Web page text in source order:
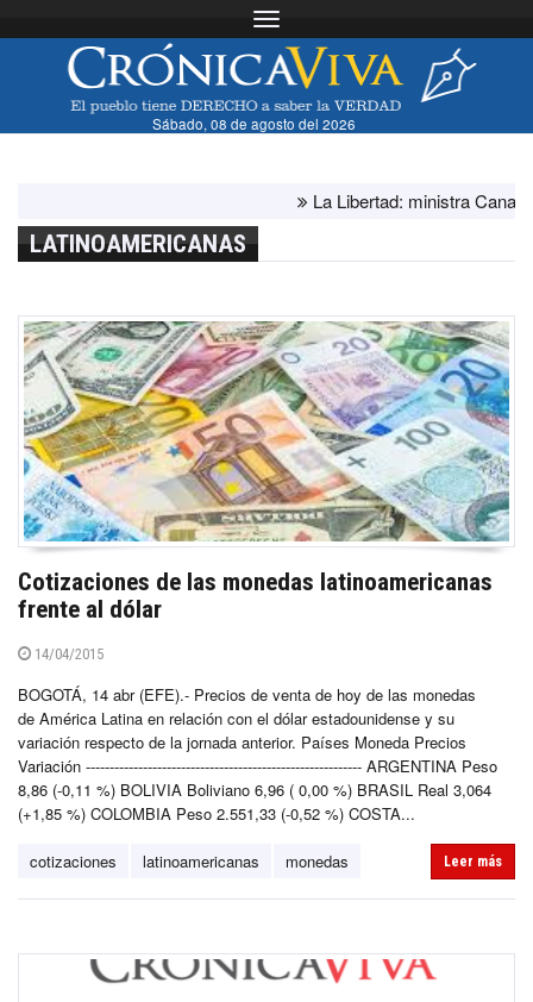
Toggle navigation
Sábado, 08 de agosto del 2026
La Libertad: ministra Canales
LATINOAMERICANAS
Cotizaciones de las monedas latinoamericanas
frente al dólar
14/04/2015
BOGOTÁ, 14 abr (EFE).- Precios de venta de hoy de las monedas
de América Latina en relación con el dólar estadounidense y su
variación respecto de la jornada anterior. Países Moneda Precios
Variación ---------------------------------------------------------- ARGENTINA Peso
8,86 (-0,11 %) BOLIVIA Boliviano 6,96 ( 0,00 %) BRASIL Real 3,064
(+1,85 %) COLOMBIA Peso 2.551,33 (-0,52 %) COSTA...
cotizaciones latinoamericanas monedas Leer más